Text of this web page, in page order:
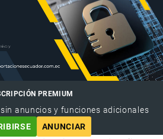
PREMIUM
anuncios y funciones adicionales
ANUNCIAR